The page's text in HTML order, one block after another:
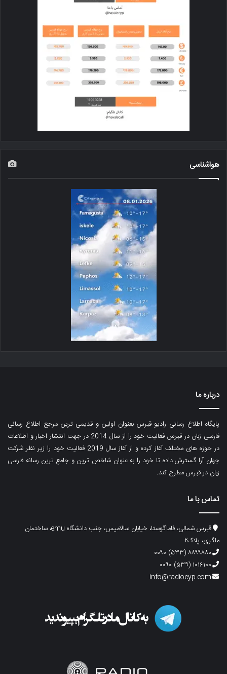
هواشناسی
درباره ما
پایگاه اطلاع رسانی رادیو قبرس بعنوان اولین و قدیمی ترین مرجع اطلاع رسانی
فارسی زبان در قبرس فعالیت خود را از سال 2014 در جهت انتشار اخبار و اطلاعات
در حوزه های مختلف آغاز کرده و از آغاز سال 2019 فعالیت خود را زیر نظر شرکت
جهان آرا گسترش داده تا خود را به عنوان شاخص ترین و جامع ترین رسانه فارسی
زبان در قبرس مطرح کند.
تماس با ما
قبرس شمالی، فاماگوستا، خیابان سالامیس، جنب دانشگاه emu، ساختمان
ماگری، پلاک۲
۸۸۹۹۸۸۰ (۵۳۳) ۰۰۹۰
۱۰۱۶۱۰۰ (۵۳۹) ۰۰۹۰
info@radiocyp.com